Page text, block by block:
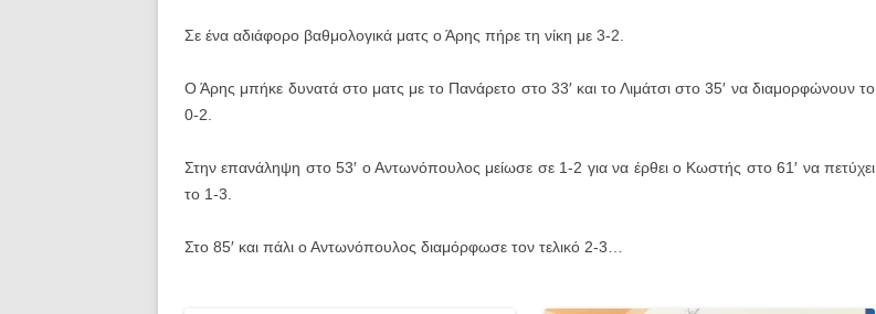
Σε ένα αδιάφορο βαθμολογικά ματς ο Άρης πήρε τη νίκη με 3-2.
Ο Άρης μπήκε δυνατά στο ματς με το Πανάρετο στο 33′ και το Λιμάτσι στο 35′ να διαμορφώνουν το
0-2.
Στην επανάληψη στο 53′ ο Αντωνόπουλος μείωσε σε 1-2 για να έρθει ο Κωστής στο 61′ να πετύχει
το 1-3.
Στο 85′ και πάλι ο Αντωνόπουλος διαμόρφωσε τον τελικό 2-3…